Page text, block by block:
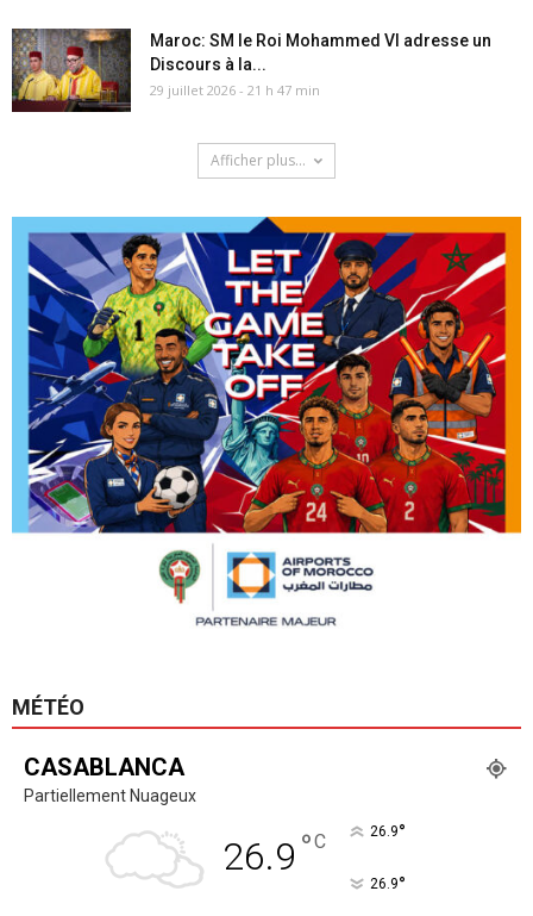
Maroc: SM le Roi Mohammed VI adresse un
Discours à la...
29 juillet 2026 - 21 h 47 min
Afficher plus...
MÉTÉO
CASABLANCA
Partiellement Nuageux
26.9 °C 26.9°
26.9°